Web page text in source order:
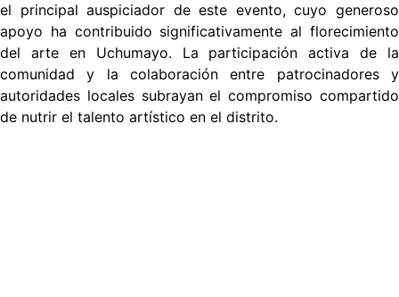
el principal auspiciador de este evento, cuyo generoso
apoyo ha contribuido significativamente al florecimiento
del arte en Uchumayo. La participación activa de la
comunidad y la colaboración entre patrocinadores y
autoridades locales subrayan el compromiso compartido
de nutrir el talento artístico en el distrito.